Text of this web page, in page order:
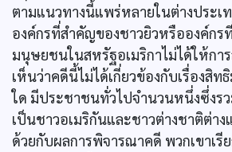
ตามแนวทางนี้แพร่หลายในต่างประเ
องค์กรที่สำคัญของชาวยิวหรือองค์กร
มนุษยชนในสหรัฐอเมริกาไม่ได้ให้กา
เห็นว่าคดีนี้ไม่ได้เกี่ยวข้องกับเรื่องสิ
ใด มีประชาชนทั่วไปจำนวนหนึ่งซึ่งร
เป็นชาวอเมริกันและชาวต่างชาติต่าง
ด้วยกับผลการพิจารณาคดี พวกเขาเรี